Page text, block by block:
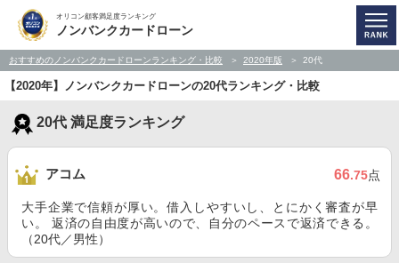
オリコン顧客満足度ランキング
ノンバンクカードローン
おすすめのノンバンクカードローンランキング・比較 2020年版 20代
【2020年】ノンバンクカードローンの20代ランキング・比較
20代 満足度ランキング
アコム 66.75点
大手企業で信頼が厚い。借入しやすいし、とにかく審査が早
い。 返済の自由度が高いので、自分のペースで返済できる。
（20代／男性）